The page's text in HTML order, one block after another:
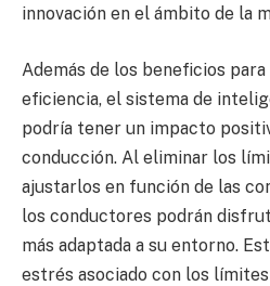
innovación en el ámbito de la
Además de los beneficios
eficiencia, el sistema de
podría tener un impacto
conducción. Al eliminar los
ajustarlos en función de las
los conductores podrán
más adaptada a su entorno.
estrés asociado con los